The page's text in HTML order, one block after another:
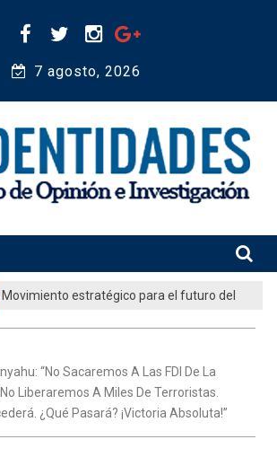
7 agosto, 2026
e Investigación
Movimiento estratégico para el futuro del
diáspora”“No Sacaremos A Las FDI De La
Liberaremos A Miles De Terroristas.
¿Qué Pasará? ¡Victoria Absoluta!”